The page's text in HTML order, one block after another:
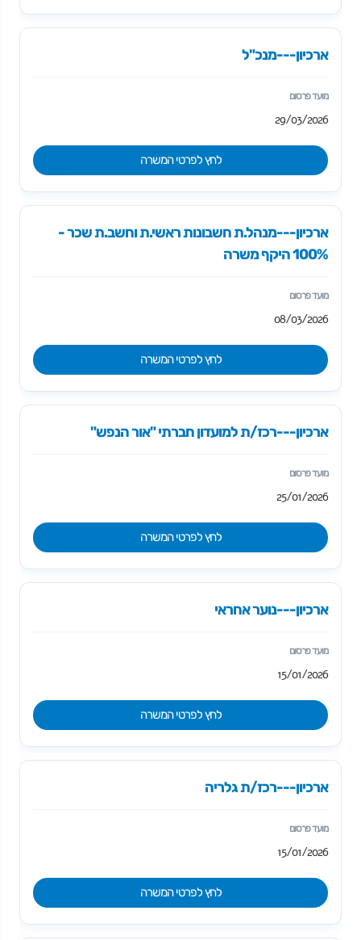
ארכיון---מנכ"ל
29/03/2026
לחץ לפרטי המשרה
ארכיון---מנהל.ת חשבונות ראשי.ת וחשב.ת שכר -
100% היקף משרה
08/03/2026
לחץ לפרטי המשרה
ארכיון---רכז/ת למועדון חברתי "אור הנפש"
25/01/2026
לחץ לפרטי המשרה
ארכיון---נוער אחראי
15/01/2026
לחץ לפרטי המשרה
ארכיון---רכז/ת גלריה
15/01/2026
לחץ לפרטי המשרה